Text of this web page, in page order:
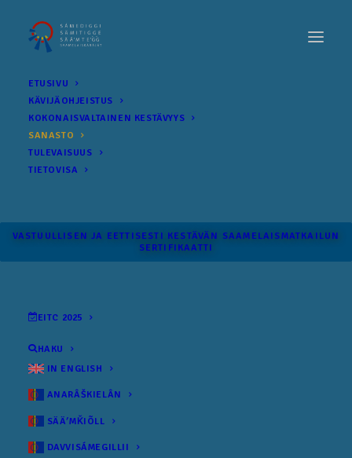
ETUSIVU
KÄVIJÄOHJEISTUS
KOKONAIS­VALTAINEN KESTÄVYYS
SANASTO
TULEVAISUUS
TIETOVISA
VASTUULLISEN JA EETTISESTI KESTÄVÄN SAAMELAISMATKAILUN
SERTIFIKAATTI
EITC 2025
HAKU
IN ENGLISH
ANARÂŠKIELÂN
SÄÄʹMǨIÕLL
DAVVISÁMEGILLII